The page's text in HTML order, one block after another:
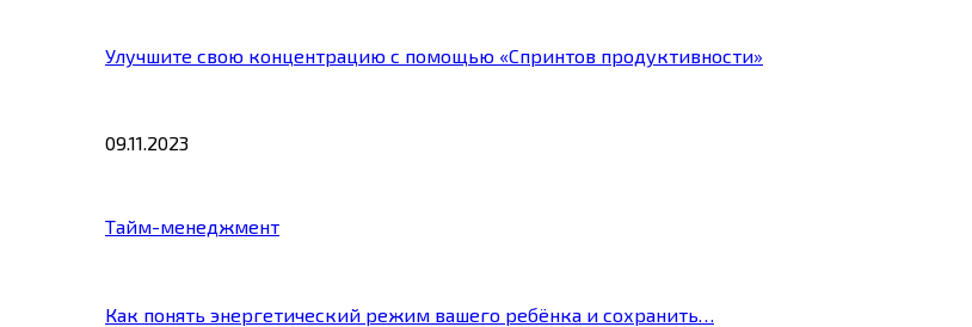
Улучшите свою концентрацию с помощью «Спринтов продуктивности»
09.11.2023
Тайм-менеджмент
Как понять энергетический режим вашего ребёнка и сохранить…